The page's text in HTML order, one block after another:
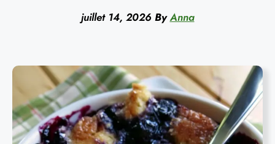
juillet 14, 2026 By Anna